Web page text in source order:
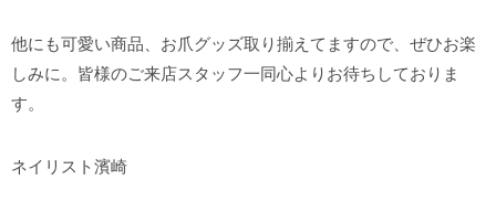
他にも可愛い商品、お爪グッズ取り揃えてますので、ぜひお楽
しみに。皆様のご来店スタッフ一同心よりお待ちしておりま
す。
ネイリスト濱崎